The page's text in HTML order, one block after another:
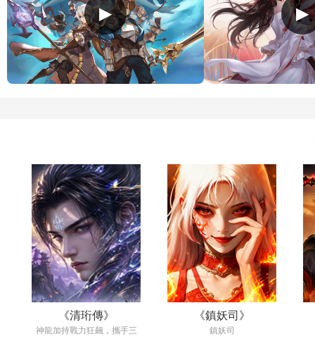
▶ ▶
《清珩傳》
神龍加持戰力狂飆，攜手三
《鎮妖司》
鎮妖司